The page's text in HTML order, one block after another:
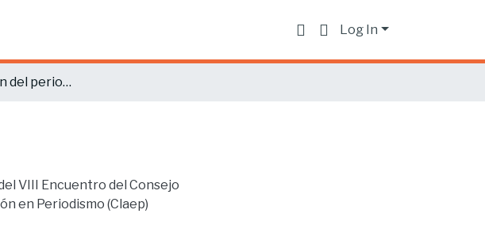
Log In
La reinvención del periodismo
VIII Encuentro del Consejo
en Periodismo (Claep)